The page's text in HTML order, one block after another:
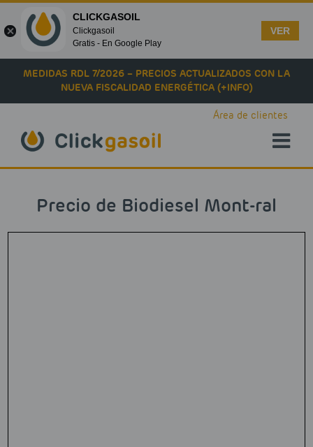
Skip to main content
MEDIDAS RDL 7/2026 – PRECIOS ACTUALIZADOS CON LA
NUEVA FISCALIDAD ENERGÉTICA (+INFO)
Área de clientes
Precio de Biodiesel Mont-ral
CLICKGASOIL
Clickgasoil
Gratis - En Google Play
VER